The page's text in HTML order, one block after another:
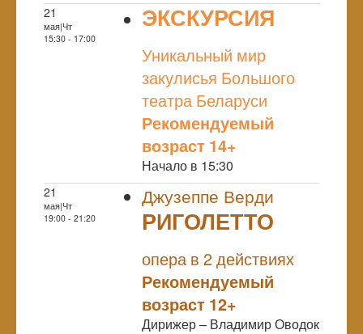
21
мая|Чт
15:30 - 17:00
ЭКСКУРСИЯ
Уникальный мир
закулисья Большого
театра Беларуси
Рекомендуемый
возраст 14+
Начало в 15:30
21
мая|Чт
19:00 - 21:20
Джузеппе Верди
РИГОЛЕТТО
опера в 2 действиях
Рекомендуемый
возраст 12+
Дирижер – Владимир Оводок